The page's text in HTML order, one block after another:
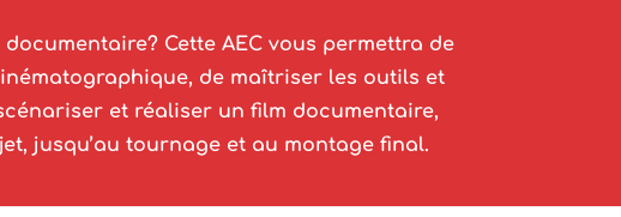
Cette AEC vous permettra de
de maîtriser les outils et
et réaliser un film documentaire,
jusqu’au tournage et au montage final.